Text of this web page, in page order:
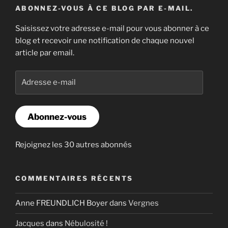
ABONNEZ-VOUS À CE BLOG PAR E-MAIL.
Saisissez votre adresse e-mail pour vous abonner à ce
blog et recevoir une notification de chaque nouvel
article par email.
Abonnez-vous
Rejoignez les 30 autres abonnés
COMMENTAIRES RÉCENTS
Anne FREUNDLICH Boyerdans Vergnes
Jacques dans Nébulosité !